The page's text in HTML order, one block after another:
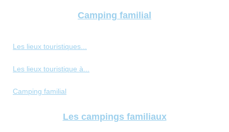
Camping familial
Les lieux touristiques...
Les lieux touristique à...
Camping familial
Les campings familiaux